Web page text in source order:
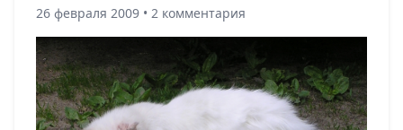
26 февраля 2009 • 2 комментария